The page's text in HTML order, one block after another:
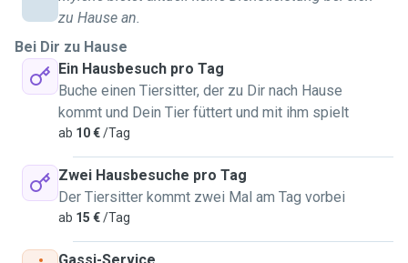
zu Hause an.
Bei Dir zu Hause
Ein Hausbesuch pro Tag
Buche einen Tiersitter, der zu Dir nach Hause
kommt und Dein Tier füttert und mit ihm spielt
ab 10 €/Tag
Zwei Hausbesuche pro Tag
Der Tiersitter kommt zwei Mal am Tag vorbei
ab 15 €/Tag